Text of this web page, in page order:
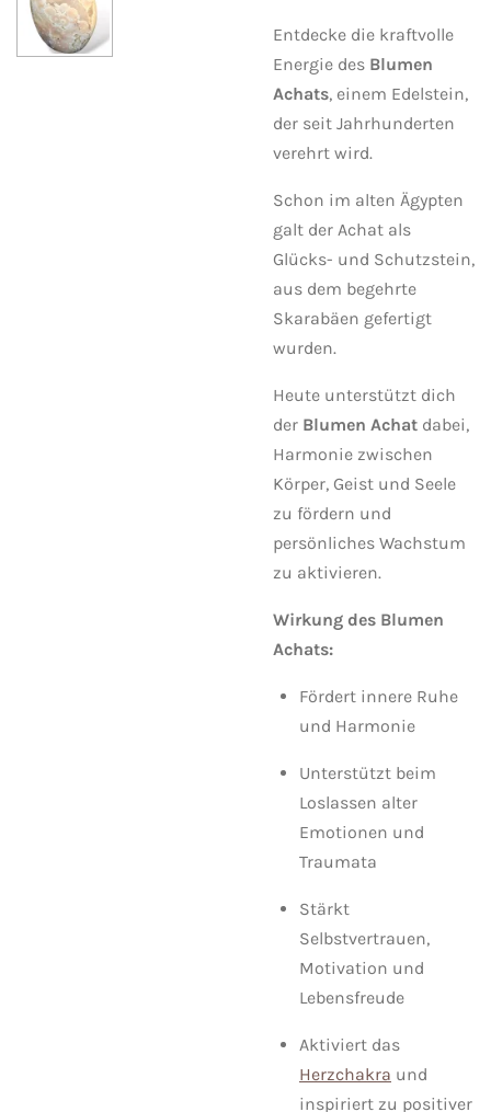
Entdecke die kraftvolle
Energie des Blumen
Achats, einem Edelstein,
der seit Jahrhunderten
verehrt wird.
Schon im alten Ägypten
galt der Achat als
Glücks- und Schutzstein,
aus dem begehrte
Skarabäen gefertigt
wurden.
Heute unterstützt dich
der Blumen Achat dabei,
Harmonie zwischen
Körper, Geist und Seele
zu fördern und
persönliches Wachstum
zu aktivieren.
Wirkung des Blumen
Achats:
Fördert innere Ruhe
und Harmonie
Unterstützt beim
Loslassen alter
Emotionen und
Traumata
Stärkt
Selbstvertrauen,
Motivation und
Lebensfreude
Aktiviert das
Herzchakra und
inspiriert zu positiver